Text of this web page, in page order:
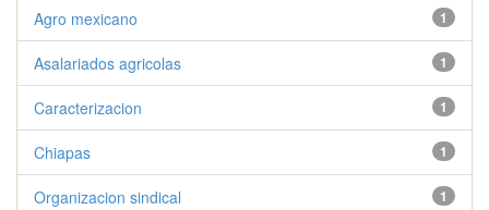
1
Agro mexicano
1
Asalariados agricolas
1
Caracterizacion
1
Chiapas
1
Organizacion sindical